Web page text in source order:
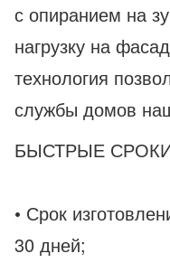
с опиранием на
нагрузку на
технология
службы домов
БЫСТРЫЕ
• Срок
30 дней;